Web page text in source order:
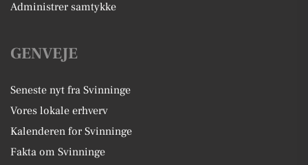
Administrer samtykke
GENVEJE
Seneste nyt fra Svinninge
Vores lokale erhverv
Kalenderen for Svinninge
Fakta om Svinninge